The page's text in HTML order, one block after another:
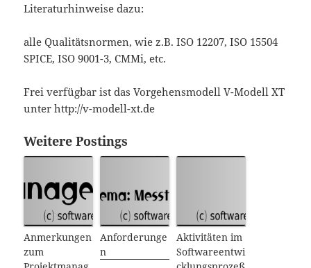
Literaturhinweise dazu:
alle Qualitätsnormen, wie z.B. ISO 12207, ISO 15504
SPICE, ISO 9001-3, CMMi, etc.
Frei verfügbar ist das Vorgehensmodell V-Modell XT
unter http://v-modell-xt.de
Weitere Postings
Anmerkungen
zum
Anforderunge
n
Aktivitäten im
Softwareentwi